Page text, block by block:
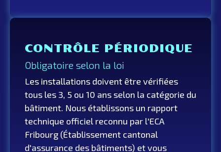
CONTRÔLE PÉRIODIQUE
Obligatoire selon la loi
Les installations doivent être vérifiées
tous les 3, 5 ou 10 ans selon la catégorie du
bâtiment. Nous établissons un rapport
technique officiel reconnu par l'ECA
Fribourg (Établissement cantonal
d'assurance des bâtiments) et vous